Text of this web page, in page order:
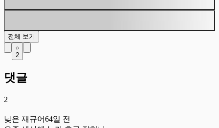
전체 보기
2
댓글
2
낮은 재규어64일 전